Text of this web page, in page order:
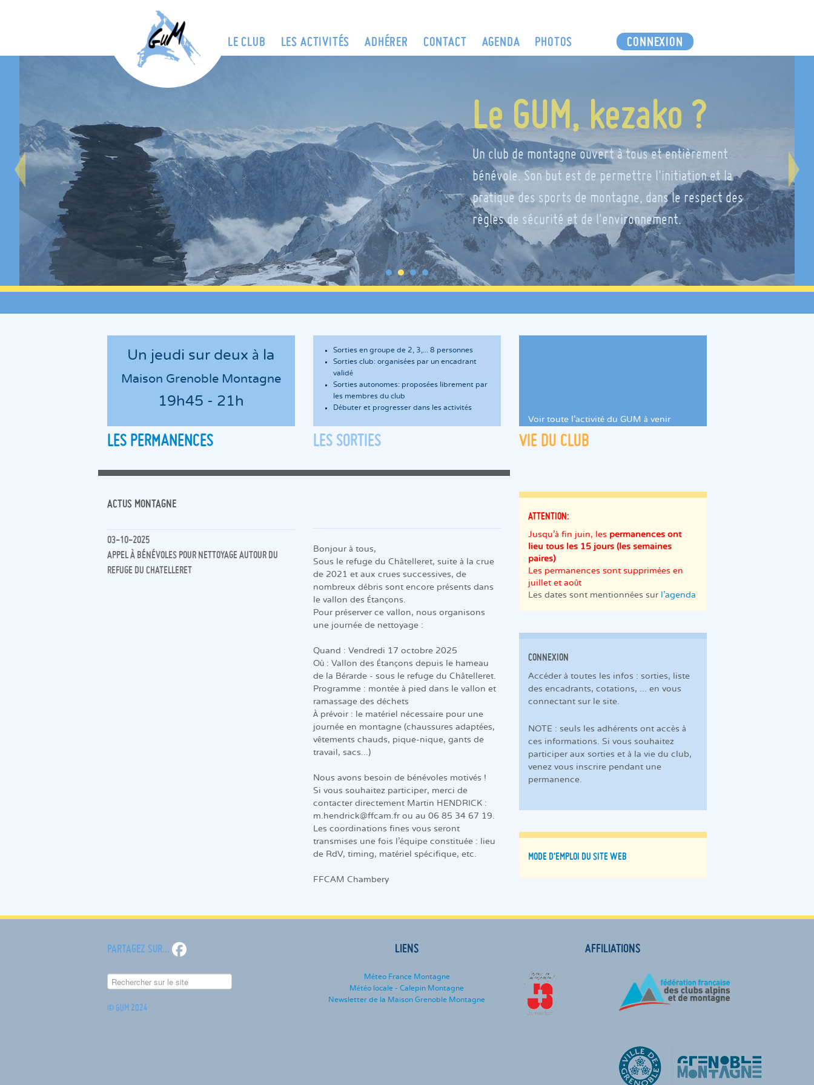
LE CLUB LES ACTIVITÉS ADHÉRER CONTACT AGENDA PHOTOS CONNEXION
Le GUM, kezako ?
Un club de montagne ouvert à tous et entièrement
bénévole. Son but est de permettre l'initiation et la
pratique des sports de montagne, dans le respect des
règles de sécurité et de l'environnement.
Un jeudi sur deux à la
Maison Grenoble Montagne
19h45 - 21h
LES PERMANENCES
Sorties en groupe de 2, 3,... 8 personnes
Sorties club: organisées par un encadrant
validé
Sorties autonomes: proposées librement par
les membres du club
Débuter et progresser dans les activités
LES SORTIES
Voir toute l'activité du GUM à venir
VIE DU CLUB
ACTUS MONTAGNE
03-10-2025
APPEL À BÉNÉVOLES POUR NETTOYAGE AUTOUR DU
REFUGE DU CHATELLERET
Bonjour à tous,
Sous le refuge du Châtelleret, suite à la crue
de 2021 et aux crues successives, de
nombreux débris sont encore présents dans
le vallon des Étançons.
Pour préserver ce vallon, nous organisons
une journée de nettoyage :
Quand : Vendredi 17 octobre 2025
Où : Vallon des Étançons depuis le hameau
de la Bérarde - sous le refuge du Châtelleret.
Programme : montée à pied dans le vallon et
ramassage des déchets
À prévoir : le matériel nécessaire pour une
journée en montagne (chaussures adaptées,
vêtements chauds, pique-nique, gants de
travail, sacs...)
Nous avons besoin de bénévoles motivés !
Si vous souhaitez participer, merci de
contacter directement Martin HENDRICK :
m.hendrick@ffcam.fr ou au 06 85 34 67 19.
Les coordinations fines vous seront
transmises une fois l'équipe constituée : lieu
de RdV, timing, matériel spécifique, etc.
FFCAM Chambery
ATTENTION:
Jusqu'à fin juin, les permanences ont
lieu tous les 15 jours (les semaines
paires)
Les permanences sont supprimées en
juillet et août
Les dates sont mentionnées sur l'agenda
CONNEXION
Accéder à toutes les infos : sorties, liste
des encadrants, cotations, ... en vous
connectant sur le site.
NOTE : seuls les adhérents ont accès à
ces informations. Si vous souhaitez
participer aux sorties et à la vie du club,
venez vous inscrire pendant une
permanence.
MODE D'EMPLOI DU SITE WEB
LIENS
Méteo France Montagne
Météo locale - Calepin Montagne
Newsletter de la Maison Grenoble Montagne
AFFILIATIONS
PARTAGEZ SUR...
© GUM 2024